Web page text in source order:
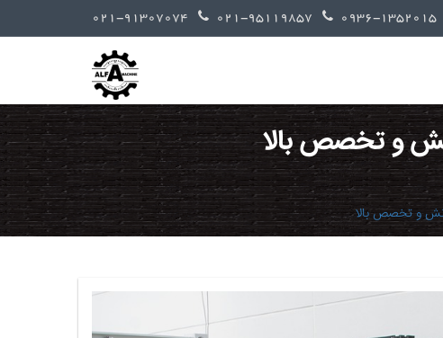
و تخصص بالا
و تخصص بالا